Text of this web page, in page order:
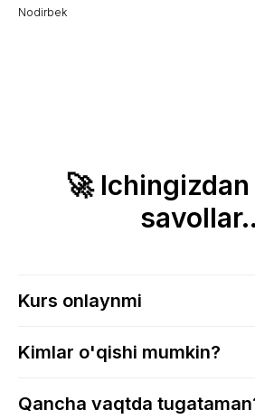
Nodirbek
🚀
Kurs onlaynmi
Kimlar o'qishi mumkin?
Qancha vaqtda